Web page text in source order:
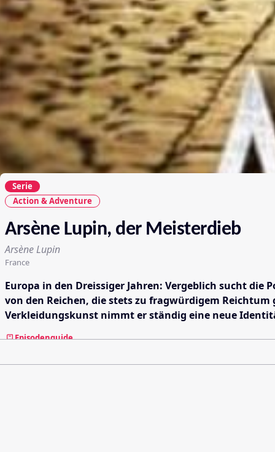
Serie
Action & Adventure
Arsène Lupin, der Meisterdieb
Arsène Lupin
France
Europa in den Dreissiger Jahren: Vergeblich sucht
von den Reichen, die stets zu fragwürdigem
Verkleidungskunst nimmt er ständig eine neue
Episodenguide